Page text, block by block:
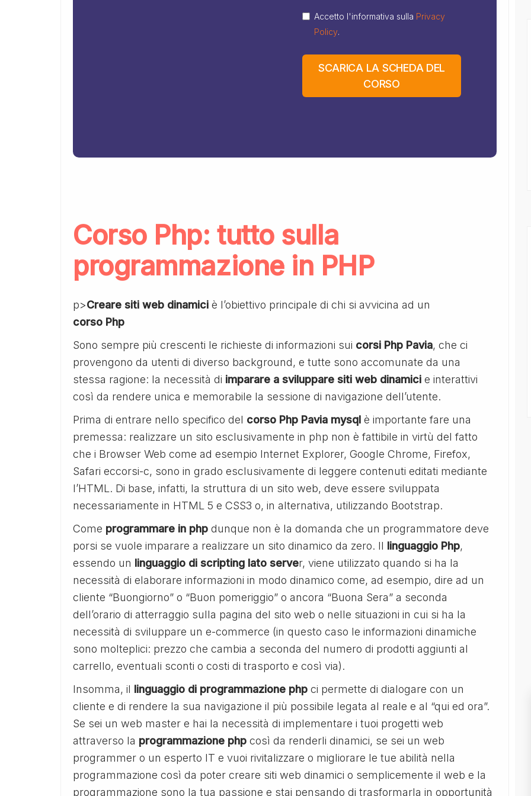
Accetto l'informativa sulla Privacy
Policy.
SCARICA LA SCHEDA DEL
CORSO
Corso Php: tutto sulla
programmazione in PHP
p>Creare siti web dinamici è l’obiettivo principale di chi si avvicina ad un
corso Php
Sono sempre più crescenti le richieste di informazioni sui corsi Php Pavia, che ci
provengono da utenti di diverso background, e tutte sono accomunate da una
stessa ragione: la necessità di imparare a sviluppare siti web dinamici e interattivi
così da rendere unica e memorabile la sessione di navigazione dell’utente.
Prima di entrare nello specifico del corso Php Pavia mysql è importante fare una
premessa: realizzare un sito esclusivamente in php non è fattibile in virtù del fatto
che i Browser Web come ad esempio Internet Explorer, Google Chrome, Firefox,
Safari eccorsi-c, sono in grado esclusivamente di leggere contenuti editati mediante
l’HTML. Di base, infatti, la struttura di un sito web, deve essere sviluppata
necessariamente in HTML 5 e CSS3 o, in alternativa, utilizzando Bootstrap.
Come programmare in php dunque non è la domanda che un programmatore deve
porsi se vuole imparare a realizzare un sito dinamico da zero. Il linguaggio Php,
essendo un linguaggio di scripting lato server, viene utilizzato quando si ha la
necessità di elaborare informazioni in modo dinamico come, ad esempio, dire ad un
cliente “Buongiorno” o “Buon pomeriggio” o ancora “Buona Sera” a seconda
dell’orario di atterraggio sulla pagina del sito web o nelle situazioni in cui si ha la
necessità di sviluppare un e-commerce (in questo caso le informazioni dinamiche
sono molteplici: prezzo che cambia a seconda del numero di prodotti aggiunti al
carrello, eventuali sconti o costi di trasporto e così via).
Insomma, il linguaggio di programmazione php ci permette di dialogare con un
cliente e di rendere la sua navigazione il più possibile legata al reale e al “qui ed ora”.
Se sei un web master e hai la necessità di implementare i tuoi progetti web
attraverso la programmazione php così da renderli dinamici, se sei un web
programmer o un esperto IT e vuoi rivitalizzare o migliorare le tue abilità nella
programmazione così da poter creare siti web dinamici o semplicemente il web e la
programmazione sono la tua passione e stai pensando di trasformarla in opportunità